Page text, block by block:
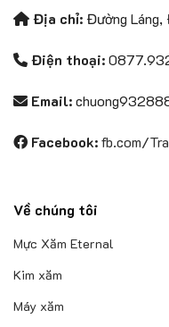
Địa chỉ: Đường Láng,
Điện thoại:
Email:
Facebook:fb.com/
Về chúng tôi
Mực Xăm Eternal
Kim xăm
Máy xăm